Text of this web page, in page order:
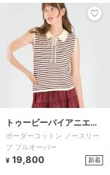
トゥービーバイアニエス
ベー
ボーダーコットン ノースリー
ブ プルオーバー
¥ 19,800 新着